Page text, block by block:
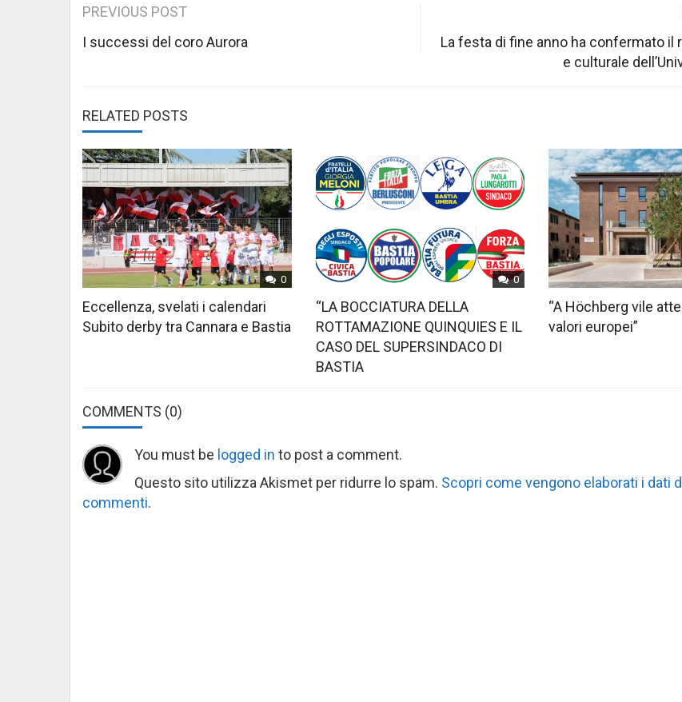
Post
navigation
PREVIOUS POST
I successi del coro Aurora
La festa di fine anno ha confermato il
e culturale
RELATED POSTS
0
Eccellenza, svelati i calendari
Subito derby tra Cannara e Bastia
0
“LA BOCCIATURA DELLA
ROTTAMAZIONE QUINQUIES E IL
CASO DEL SUPERSINDACO DI
BASTIA
“A Höchberg vile
valori europei”
COMMENTS (0)
You must be logged in to post a comment.
Questo sito utilizza Akismet per ridurre lo spam. Scopri come vengono elaborati i dati
commenti.